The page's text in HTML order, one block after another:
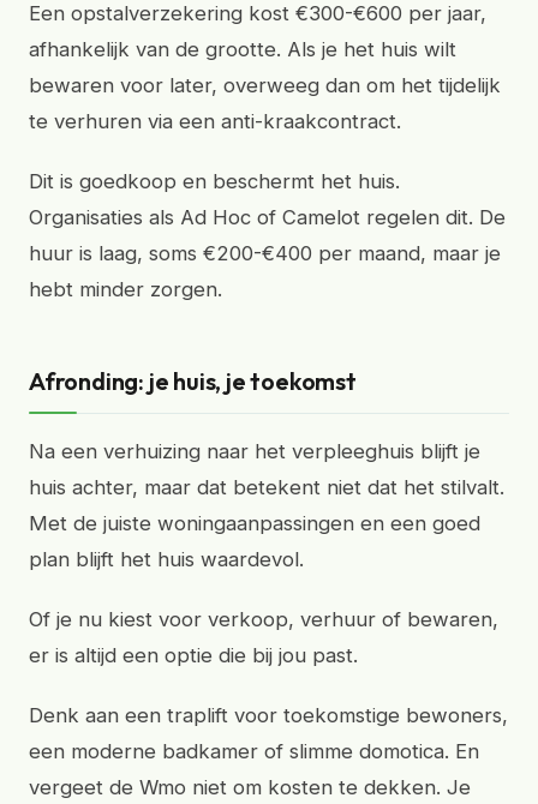
Een opstalverzekering kost €300-€600 per jaar,
afhankelijk van de grootte. Als je het huis wilt
bewaren voor later, overweeg dan om het tijdelijk
te verhuren via een anti-kraakcontract.
Dit is goedkoop en beschermt het huis.
Organisaties als Ad Hoc of Camelot regelen dit. De
huur is laag, soms €200-€400 per maand, maar je
hebt minder zorgen.
Afronding: je huis, je toekomst
Na een verhuizing naar het verpleeghuis blijft je
huis achter, maar dat betekent niet dat het stilvalt.
Met de juiste woningaanpassingen en een goed
plan blijft het huis waardevol.
Of je nu kiest voor verkoop, verhuur of bewaren,
er is altijd een optie die bij jou past.
Denk aan een traplift voor toekomstige bewoners,
een moderne badkamer of slimme domotica. En
vergeet de Wmo niet om kosten te dekken. Je